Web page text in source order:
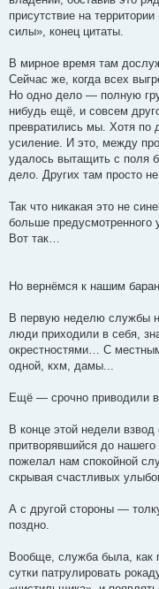
присутствие на
силы», конец цитаты.
В мирное время там
Сейчас же, когда всех
Но одно дело — полную
нибудь ещё, и совсем
превратились мы. Хотя
усиление. И это, между
удалось вытащить с поля
дело. Других там просто
Так что никакая это не
больше предусмотренного
Вот так…
Но вернёмся к нашим
В первую неделю службы
люди приходили в себя,
окрестностями… С
одной, кхм, дамы...
Ещё — срочно приводили
В конце этой недели взвод
притворявшийся до
пожелал нам спокойной
скрывая счастливых
А с другой стороны —
поздно.
Вообще, служба была, как
сутки патрулировать